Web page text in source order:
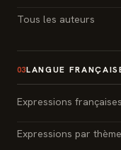
Tous les auteurs
03LANGUE
Expressions françaises
Expressions par